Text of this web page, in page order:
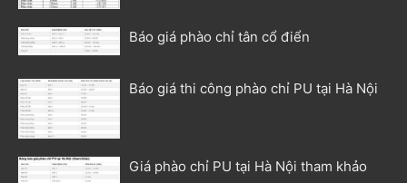
Báo giá phào chỉ tân cổ điển
Báo giá thi công phào chỉ PU tại Hà Nội
Giá phào chỉ PU tại Hà Nội tham khảo